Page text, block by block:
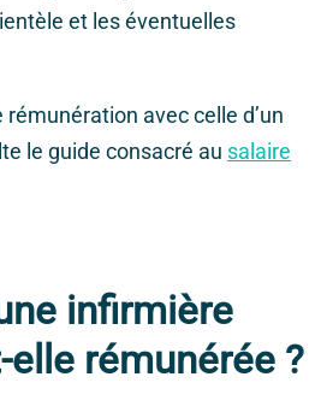
et les éventuelles
avec celle d’un
le guide consacré au salaire
infirmière
elle rémunérée ?